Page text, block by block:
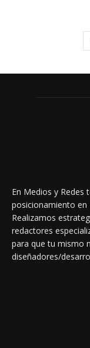
En Medios y
posicionamiento en
Realizamos
redactores
para que tu mismo
diseñadores/